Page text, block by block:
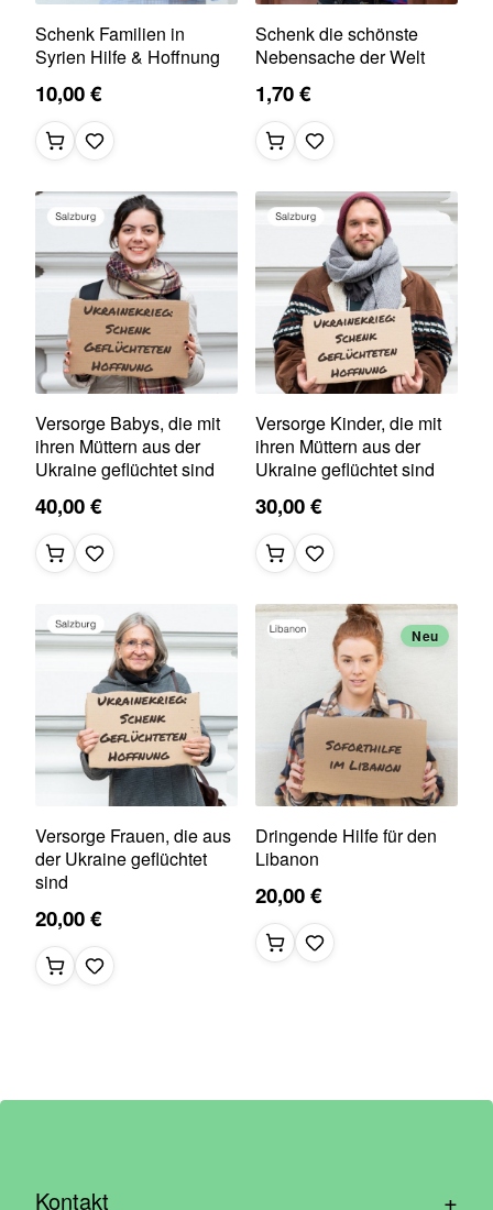
Schenk Familien in
Syrien Hilfe & Hoffnung
10,00 €
Schenk die schönste
Nebensache der Welt
1,70 €
Versorge Babys, die mit
ihren Müttern aus der
Ukraine geflüchtet sind
40,00 €
Versorge Kinder, die mit
ihren Müttern aus der
Ukraine geflüchtet sind
30,00 €
Versorge Frauen, die aus
der Ukraine geflüchtet
sind
20,00 €
Neu
Dringende Hilfe für den
Libanon
20,00 €
Kontakt +